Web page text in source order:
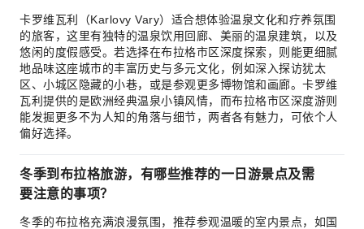
卡罗维瓦利（Karlovy Vary）适合想体验温泉文化和疗养氛围
的旅客，这里有独特的温泉饮用回廊、美丽的温泉建筑，以及
悠闲的度假感受。若选择在布拉格市区深度探索，则能更细腻
地品味这座城市的丰富历史与多元文化，例如深入探访犹太
区、小城区隐藏的小巷，或是参观更多博物馆和画廊。卡罗维
瓦利提供的是欧洲经典温泉小镇风情，而布拉格市区深度游则
能发掘更多不为人知的角落与细节，两者各有魅力，可依个人
偏好选择。
冬季到布拉格旅游，有哪些推荐的一日游景点及需
要注意的事项？
冬季的布拉格充满浪漫氛围，推荐参观温暖的室内景点，如国